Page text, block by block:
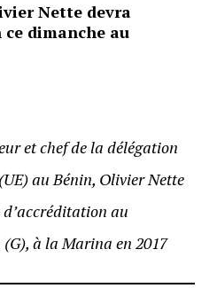
Nette devra
dimanche au
et chef de la délégation
au Bénin, Olivier Nette
au
à la Marina en 2017